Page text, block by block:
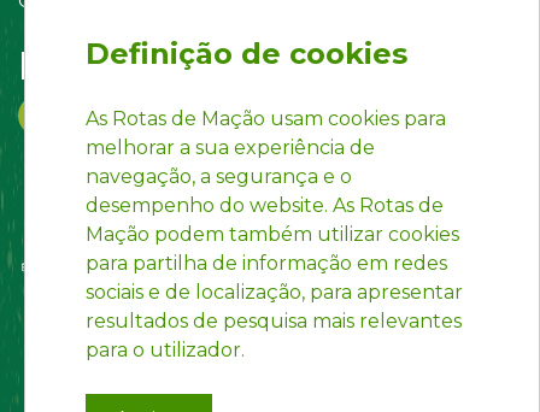
Follow us on:
Definição de cookies
As Rotas de Mação usam cookies para
melhorar a sua experiência de
navegação, a segurança e o
desempenho do website. As Rotas de
Mação podem também utilizar cookies
para partilha de informação em redes
sociais e de localização, para apresentar
resultados de pesquisa mais relevantes
para o utilizador.